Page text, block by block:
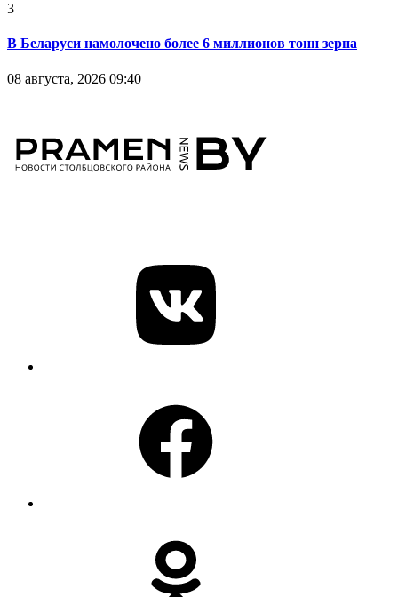
3
В Беларуси намолочено более 6 миллионов тонн зерна
08 августа, 2026 09:40